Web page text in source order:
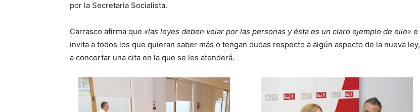
por la Secretaria Socialista.
Carrasco afirma que «las leyes deben velar por las personas y ésta es un claro ejemplo de ello» e
invita a todos los que quieran saber más o tengan dudas respecto a algún aspecto de la nueva ley,
a concertar una cita en la que se les atenderá.